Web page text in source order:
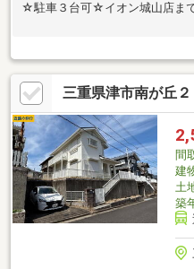
☆駐車３台可☆イオン城山店ま
三重県津市南が丘
間
建
土
築